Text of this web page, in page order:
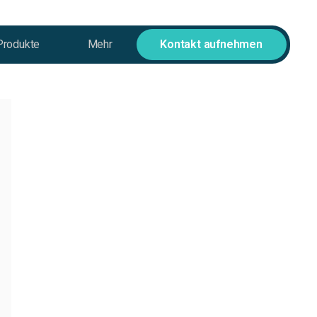
Mehr Kontakt aufnehmen